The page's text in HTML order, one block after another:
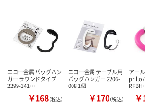
エコー金属 バッグハン
ガー ラウンドタイプ
2299-341…
￥168（税込）
エコー金属 テーブル用
バッグハンガー 2206-
008 1個
￥170（税込）
アー
prillo